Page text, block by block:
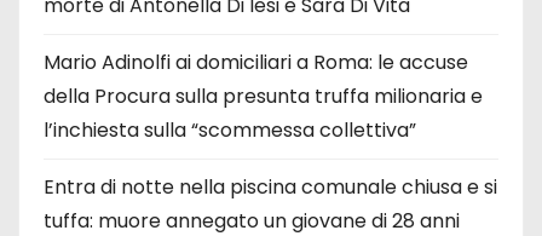
morte di Antonella Di Iesi e Sara Di Vita
Mario Adinolfi ai domiciliari a Roma: le accuse
della Procura sulla presunta truffa milionaria e
l’inchiesta sulla “scommessa collettiva”
Entra di notte nella piscina comunale chiusa e si
tuffa: muore annegato un giovane di 28 anni